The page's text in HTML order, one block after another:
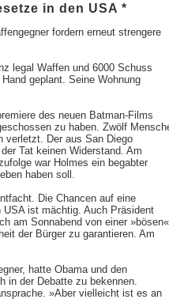
in den USA *
fordern erneut strengere
legal Waffen und 6000 Schuss
geplant. Seine Wohnung
des neuen Batman-Films
zu haben. Zwölf
verletzt. Der aus San Diego
Tat keinen Widerstand. Am
war Holmes ein begabter
haben soll.
Die Chancen auf eine
ist mächtig. Auch Präsident
am Sonnabend von einer »bösen«
der Bürger zu garantieren. Am
hatte Obama und den
in der Debatte zu bekennen.
»Aber vielleicht ist es an